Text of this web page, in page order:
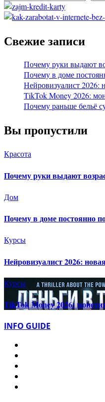
Свежие записи
Почему руки выдают
Почему в доме
Нейровизуалист 2026:
TikTok Money 2026:
Почему раньше бельё
Вы пропустили
Красота
Почему руки выдают
Дом
Почему в доме постоянно
Курсы
Нейровизуалист 2026:
Курсы
TikTok Money 2026:
INFO GUIDE